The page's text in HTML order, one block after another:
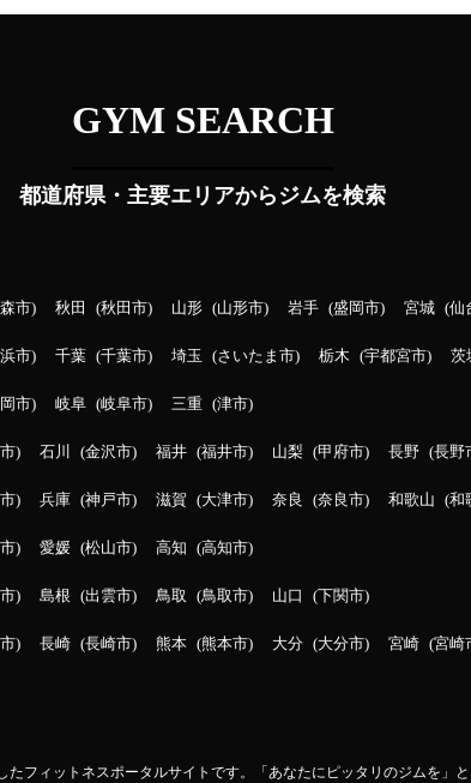
GYM SEARCH
都道府県・主要エリアからジムを検索
市 秋田 秋田市 山形 山形市 岩手 盛岡市 宮城 仙
市 千葉 千葉市 埼玉 さいたま市 栃木 宇都宮市 茨
市 岐阜 岐阜市 三重 津市
石川 金沢市 福井 福井市 山梨 甲府市 長野 長野
兵庫 神戸市 滋賀 大津市 奈良 奈良市 和歌山 和
愛媛 松山市 高知 高知市
島根 出雲市 鳥取 鳥取市 山口 下関市
長崎 長崎市 熊本 熊本市 大分 大分市 宮崎 宮崎
フィットネスポータルサイトです。「あなたにピッタリのジムを」